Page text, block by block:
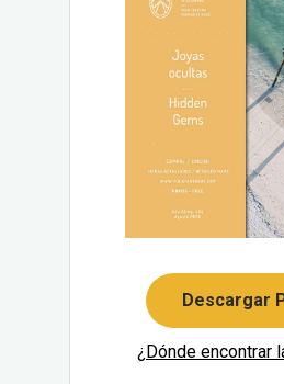
Descargar
¿Dónde encontrar